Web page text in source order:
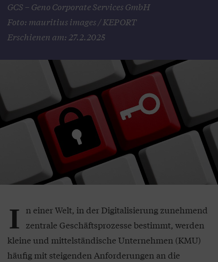
GCS – Geno Corporate Services GmbH
Foto: mauritius images / KEPORT
Erschienen am: 27.2.2025
I n einer Welt, in der Digitalisierung zunehmend
zentrale Geschäftsprozesse bestimmt, werden
kleine und mittelständische Unternehmen (KMU)
häufig mit steigenden Anforderungen an die